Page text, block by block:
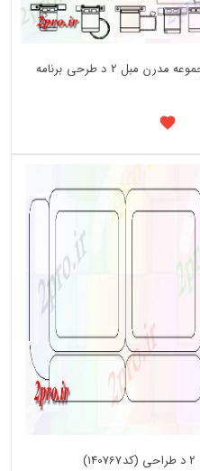
دانلود نقشه بلوک مبل راحتی ملافه مجموعه مدرن مبل 2 د طرحی برنامه